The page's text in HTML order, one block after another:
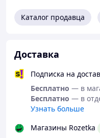
*Результат
Женские утягивающие
ткани с турмалином*
1. Подтяжка
тонуса*
2. Быстрое сжигание
области живота*
3. Заметное
Каталог продавца
Доставка
Подписка на
Бесплатно — в
Бесплатно — в
Узнать больше
Магазины Rozetka